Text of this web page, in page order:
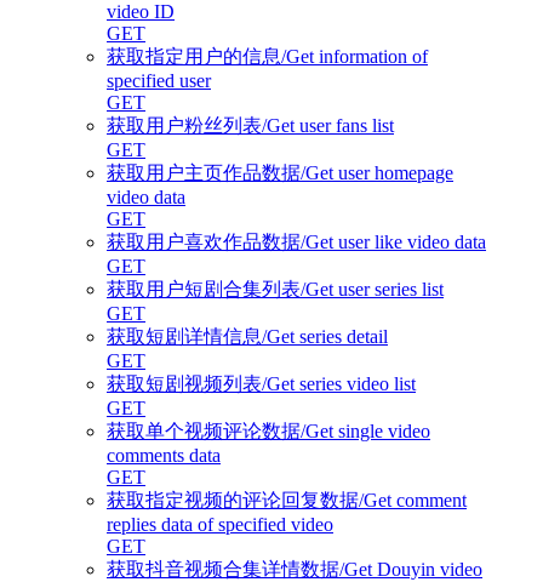
video ID
GET
获取指定用户的信息/Get information of
specified user
GET
获取用户粉丝列表/Get user fans list
GET
获取用户主页作品数据/Get user homepage
video data
GET
获取用户喜欢作品数据/Get user like video data
GET
获取用户短剧合集列表/Get user series list
GET
获取短剧详情信息/Get series detail
GET
获取短剧视频列表/Get series video list
GET
获取单个视频评论数据/Get single video
comments data
GET
获取指定视频的评论回复数据/Get comment
replies data of specified video
GET
获取抖音视频合集详情数据/Get Douyin video